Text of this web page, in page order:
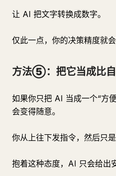
让 AI 把文字转换成数字。
仅此一点，你的决策精度就会
方法⑤：把它当成比
如果你只把 AI 当成一个“方
会变得随意。
你从上往下发指令，然后只是
抱着这种态度，AI 只会给出